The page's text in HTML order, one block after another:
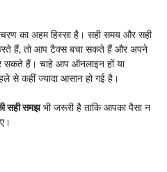
का अहम हिस्सा है। सही समय और सही
हैं, तो आप टैक्स बचा सकते हैं और अपने
सकते हैं। चाहे आप ऑनलाइन हों या
से कहीं ज्यादा आसान हो गई है।
सही समझभी जरूरी है ताकि आपका पैसा न